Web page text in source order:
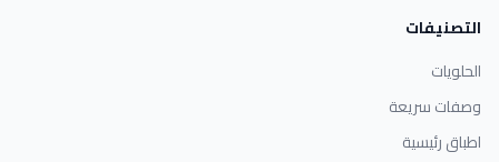
التصنيفات
الحلويات
وصفات سريعة
اطباق رئيسية